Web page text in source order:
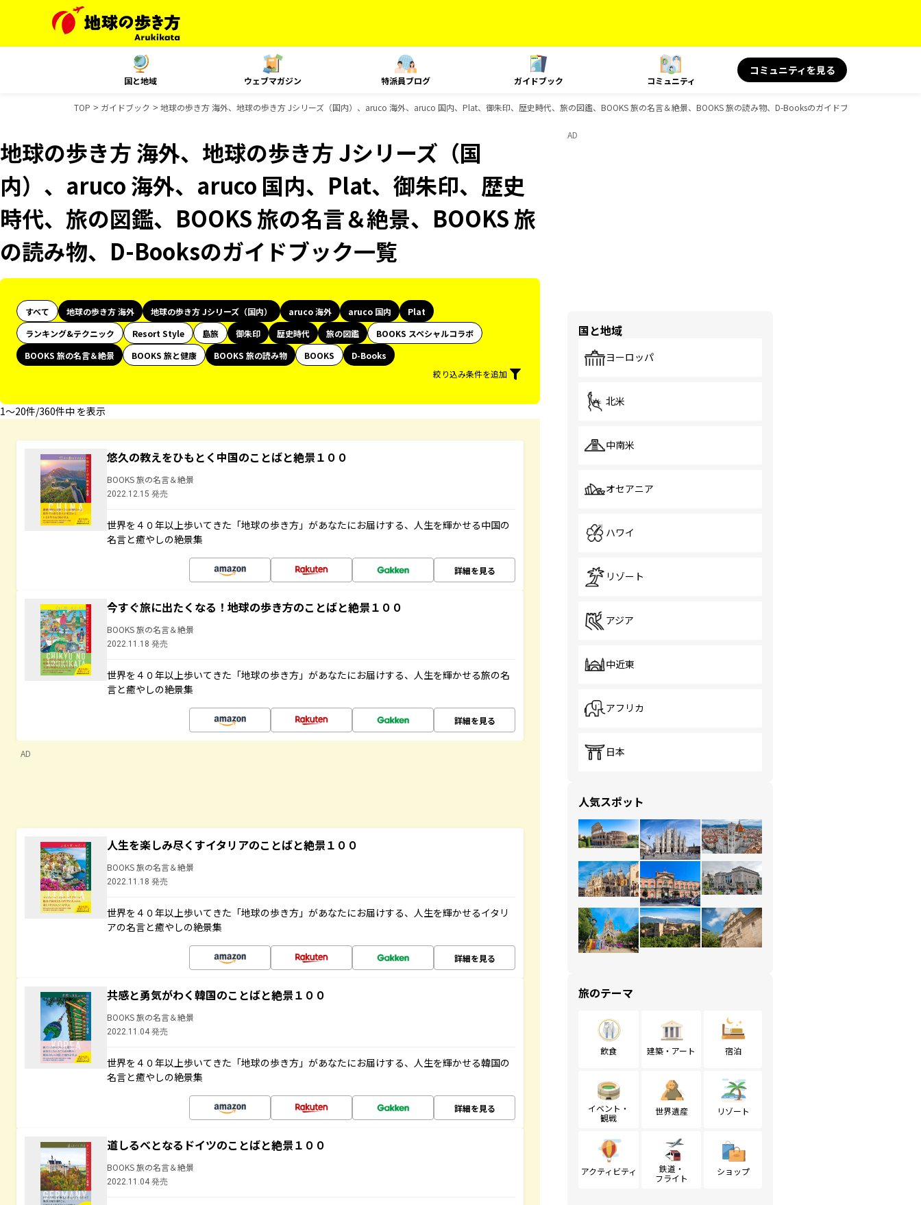
国と地域 ウェブマガジン 特派員ブログ ガイドブック コミュニティ
コミュニティを見る
TOP ガイドブック 地球の歩き方 海外、地球の歩き方 Jシリーズ（国内）、aruco 海外、aruco 国内、Plat、御朱印、歴史時代、旅の図鑑、BOOKS 旅の名言＆絶景、BOOKS 旅の読み物、D-Booksのガイドブック一覧
地球の歩き方 海外、地球の歩き方 Jシリーズ（国
内）、aruco 海外、aruco 国内、Plat、御朱印、歴史
時代、旅の図鑑、BOOKS 旅の名言＆絶景、BOOKS 旅
の読み物、D-Booksのガイドブック一覧
すべて 地球の歩き方 海外 地球の歩き方 Jシリーズ（国内） aruco 海外 aruco 国内
Plat
ランキング&テクニック
Resort Style 島旅 御朱印 歴史時代 旅の図鑑
BOOKS スペシャルコラボ
BOOKS 旅の名言＆絶景
BOOKS 旅と健康 BOOKS 旅の読み物 BOOKS
D-Books
絞り込み条件を追加
1〜20件/360件中 を表示
悠久の教えをひもとく中国のことばと絶景１００
BOOKS 旅の名言＆絶景
2022.12.15 発売
世界を４０年以上歩いてきた「地球の歩き方」があなたにお届けする、人生を輝かせる中国の
名言と癒やしの絶景集
詳細を見る
今すぐ旅に出たくなる！地球の歩き方のことばと絶景１００
BOOKS 旅の名言＆絶景
2022.11.18 発売
世界を４０年以上歩いてきた「地球の歩き方」があなたにお届けする、人生を輝かせる旅の名
言と癒やしの絶景集
詳細を見る
AD
人生を楽しみ尽くすイタリアのことばと絶景１００
BOOKS 旅の名言＆絶景
2022.11.18 発売
世界を４０年以上歩いてきた「地球の歩き方」があなたにお届けする、人生を輝かせるイタリ
アの名言と癒やしの絶景集
詳細を見る
共感と勇気がわく韓国のことばと絶景１００
BOOKS 旅の名言＆絶景
2022.11.04 発売
世界を４０年以上歩いてきた「地球の歩き方」があなたにお届けする、人生を輝かせる韓国の
名言と癒やしの絶景集
詳細を見る
道しるべとなるドイツのことばと絶景１００
BOOKS 旅の名言＆絶景
2022.11.04 発売
AD
国と地域
ヨーロッパ
北米
中南米
オセアニア
ハワイ
リゾート
アジア
中近東
アフリカ
日本
人気スポット
旅のテーマ
飲食 建築・アート 宿泊
イベント・
観戦
世界遺産 リゾート
アクティビティ
鉄道・
フライト
ショップ